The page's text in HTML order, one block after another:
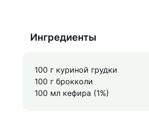
Ингредиенты
100 г куриной грудки
100 г брокколи
100 мл кефира (1%)